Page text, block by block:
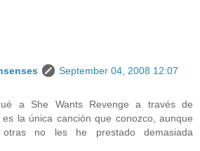
September 04, 2008 12:07
a She Wants Revenge a través de
es la única canción que conozco, aunque
otras no les he prestado demasiada